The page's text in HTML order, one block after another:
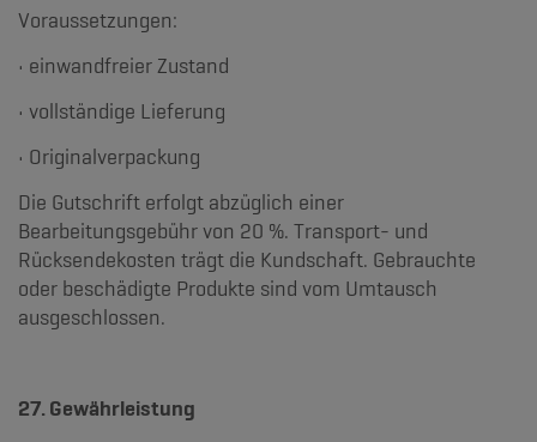
Voraussetzungen:
• einwandfreier Zustand
• vollständige Lieferung
• Originalverpackung
Die Gutschrift erfolgt abzüglich einer
Bearbeitungsgebühr von 20 %. Transport- und
Rücksendekosten trägt die Kundschaft. Gebrauchte
oder beschädigte Produkte sind vom Umtausch
ausgeschlossen.
27. Gewährleistung